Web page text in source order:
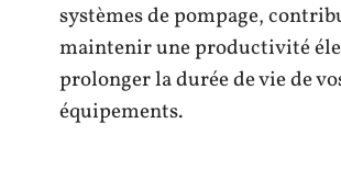
systèmes de pompage,
maintenir une productivité
prolonger la durée de vie de
équipements.